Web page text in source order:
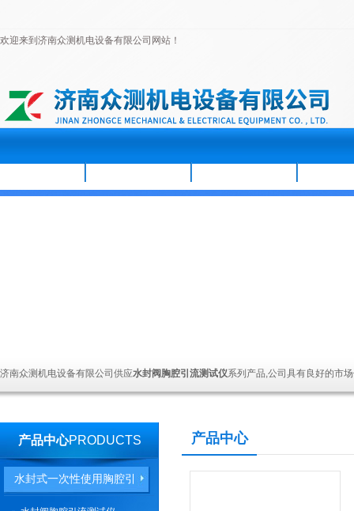
欢迎来到济南众测机电设备有限公司网站！
济南众测机电设备有限公司供应水封阀胸腔引流测试仪系列产品,公司具有良好的市
产品中心PRODUCTS
水封式一次性使用胸腔引
产品中心